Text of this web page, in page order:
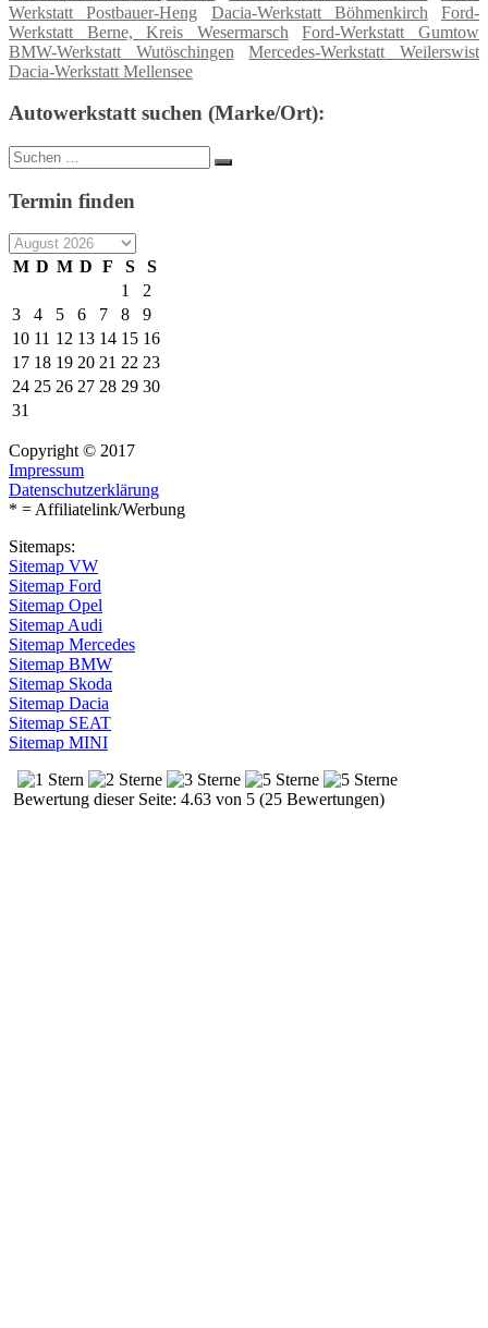
Werkstatt Postbauer-Heng
Dacia-Werkstatt Böhmenkirch
Ford-
Werkstatt Berne, Kreis Wesermarsch
Ford-Werkstatt Gumtow
BMW-Werkstatt Wutöschingen
Mercedes-Werkstatt Weilerswist
Dacia-Werkstatt Mellensee
Autowerkstatt suchen (Marke/Ort):
Suche
nach:
Suchen
Termin finden
M D M D F S
S
1
2
3
4 5 6 7 8
9
10 11 12 13 14 15 16
17 18 19 20 21 22 23
24 25 26 27 28 29 30
31
Copyright © 2017
Impressum
Datenschutzerklärung
* = Affiliatelink/Werbung
Sitemaps:
Sitemap VW
Sitemap Ford
Sitemap Opel
Sitemap Audi
Sitemap Mercedes
Sitemap BMW
Sitemap Skoda
Sitemap Dacia
Sitemap SEAT
Sitemap MINI
Bewertung dieser Seite: 4.63 von 5 (25 Bewertungen)